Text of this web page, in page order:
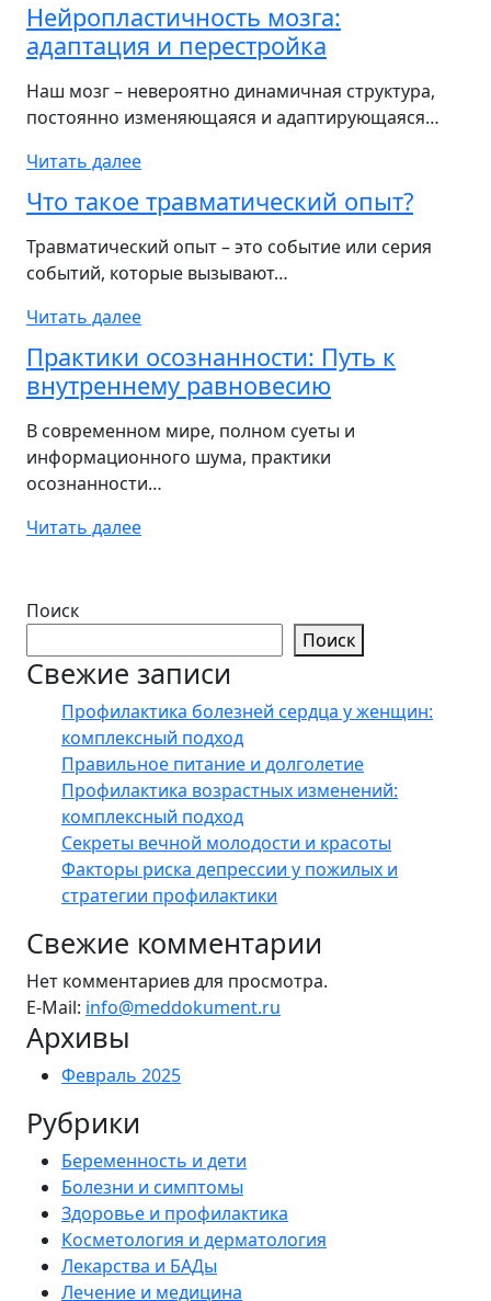
Нейропластичность мозга:
адаптация и перестройка
Наш мозг – невероятно динамичная структура,
постоянно изменяющаяся и адаптирующаяся…
Читать далее
Что такое травматический опыт?
Травматический опыт – это событие или серия
событий, которые вызывают…
Читать далее
Практики осознанности: Путь к
внутреннему равновесию
В современном мире, полном суеты и
информационного шума, практики
осознанности…
Читать далее
Поиск
Поиск
Свежие записи
Профилактика болезней сердца у женщин:
комплексный подход
Правильное питание и долголетие
Профилактика возрастных изменений:
комплексный подход
Секреты вечной молодости и красоты
Факторы риска депрессии у пожилых и
стратегии профилактики
Свежие комментарии
Нет комментариев для просмотра.
E-Mail: info@meddokument.ru
Архивы
Февраль 2025
Рубрики
Беременность и дети
Болезни и симптомы
Здоровье и профилактика
Косметология и дерматология
Лекарства и БАДы
Лечение и медицина